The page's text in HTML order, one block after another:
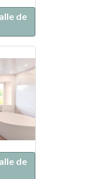
de
de